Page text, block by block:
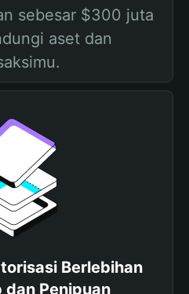
sebesar $300 juta
aset dan
Berlebihan
dan Penipuan